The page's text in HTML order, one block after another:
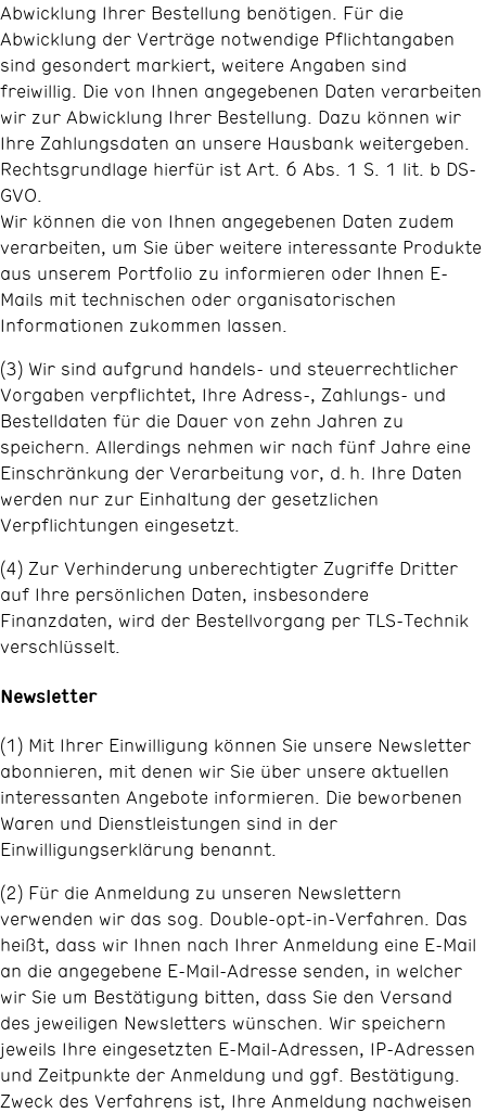
Abwicklung Ihrer Bestellung benötigen. Für die
Abwicklung der Verträge notwendige Pflichtangaben
sind gesondert markiert, weitere Angaben sind
freiwillig. Die von Ihnen angegebenen Daten verarbeiten
wir zur Abwicklung Ihrer Bestellung. Dazu können wir
Ihre Zahlungsdaten an unsere Hausbank weitergeben.
Rechtsgrundlage hierfür ist Art. 6 Abs. 1 S. 1 lit. b DS-
GVO.
Wir können die von Ihnen angegebenen Daten zudem
verarbeiten, um Sie über weitere interessante Produkte
aus unserem Portfolio zu informieren oder Ihnen E-
Mails mit technischen oder organisatorischen
Informationen zukommen lassen.
(3) Wir sind aufgrund handels- und steuerrechtlicher
Vorgaben verpflichtet, Ihre Adress-, Zahlungs- und
Bestelldaten für die Dauer von zehn Jahren zu
speichern. Allerdings nehmen wir nach fünf Jahre eine
Einschränkung der Verarbeitung vor, d. h. Ihre Daten
werden nur zur Einhaltung der gesetzlichen
Verpflichtungen eingesetzt.
(4) Zur Verhinderung unberechtigter Zugriffe Dritter
auf Ihre persönlichen Daten, insbesondere
Finanzdaten, wird der Bestellvorgang per TLS-Technik
verschlüsselt.
Newsletter
(1) Mit Ihrer Einwilligung können Sie unsere Newsletter
abonnieren, mit denen wir Sie über unsere aktuellen
interessanten Angebote informieren. Die beworbenen
Waren und Dienstleistungen sind in der
Einwilligungserklärung benannt.
(2) Für die Anmeldung zu unseren Newslettern
verwenden wir das sog. Double-opt-in-Verfahren. Das
heißt, dass wir Ihnen nach Ihrer Anmeldung eine E-Mail
an die angegebene E-Mail-Adresse senden, in welcher
wir Sie um Bestätigung bitten, dass Sie den Versand
des jeweiligen Newsletters wünschen. Wir speichern
jeweils Ihre eingesetzten E-Mail-Adressen, IP-Adressen
und Zeitpunkte der Anmeldung und ggf. Bestätigung.
Zweck des Verfahrens ist, Ihre Anmeldung nachweisen